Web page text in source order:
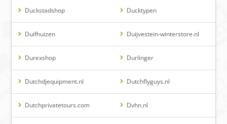
Duckstadshop Ducktypen
Duifhuizen Duijvestein-winterstore.nl
Durexshop Durlinger
Dutchdjequipment.nl Dutchflyguys.nl
Dutchprivatetours.com Dvhn.nl